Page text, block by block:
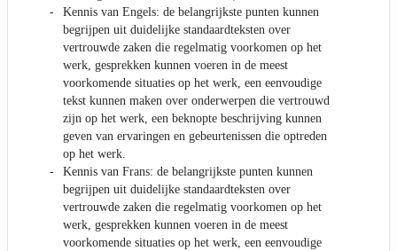
Kennis van Engels: de belangrijkste punten kunnen
begrijpen uit duidelijke standaardteksten over
vertrouwde zaken die regelmatig voorkomen op het
werk, gesprekken kunnen voeren in de meest
voorkomende situaties op het werk, een eenvoudige
tekst kunnen maken over onderwerpen die vertrouwd
zijn op het werk, een beknopte beschrijving kunnen
geven van ervaringen en gebeurtenissen die optreden
op het werk.
Kennis van Frans: de belangrijkste punten kunnen
begrijpen uit duidelijke standaardteksten over
vertrouwde zaken die regelmatig voorkomen op het
werk, gesprekken kunnen voeren in de meest
voorkomende situaties op het werk, een eenvoudige